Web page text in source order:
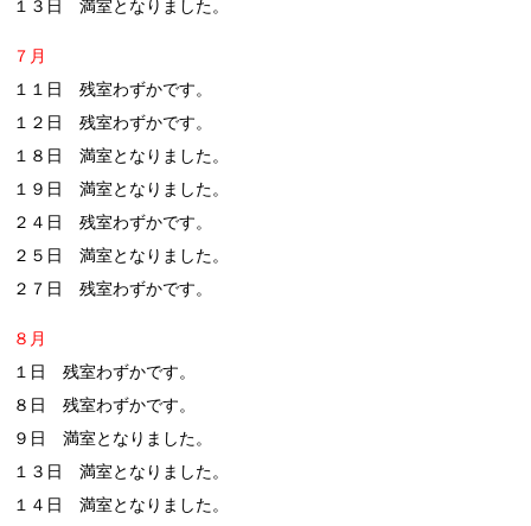
１３日 満室となりました。
７月
１１日 残室わずかです。
１２日 残室わずかです。
１８日 満室となりました。
１９日 満室となりました。
２４日 残室わずかです。
２５日 満室となりました。
２７日 残室わずかです。
８月
１日 残室わずかです。
８日 残室わずかです。
９日 満室となりました。
１３日 満室となりました。
１４日 満室となりました。